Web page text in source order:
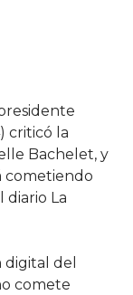
criticó la
Bachelet, y
cometiendo
diario La
del
comete